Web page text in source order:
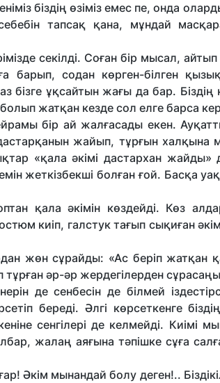
біздің өзіміз емес пе, онда
тапсақ қана, мұндай
секілді. Соған бір мысал,
барып, содан көрген-білген
бізге ұқсайтын жағы да бар.
жатқан кезде сол елге барса
бір ай жалғасады екен.
жайып, тұрғын халқына
«қала әкімі дастархан
жеткізбекші болған ғой. Басқа
қала әкімін көздейді. Көз
киіп, галстук тағып сықиған
жөн сұрайды: «Ас беріп жатқан
тұрған әр-әр жердегілерден
де сенбесін де білмей
береді. Әлгі көрсеткенге
сенгілері де келмейді.
жалаң аяғына тәпішке сұға
Әкім мынандай болу деген!..